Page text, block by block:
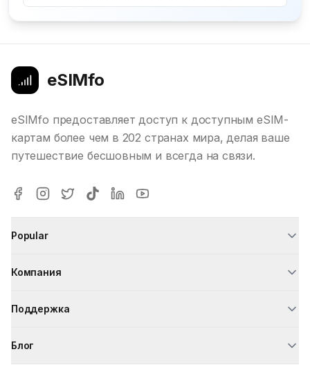
eSIMfo
eSIMfo предоставляет доступ к доступным eSIM-
картам более чем в 202 странах мира, делая ваше
путешествие бесшовным и всегда на связи.
Popular
Компания
Поддержка
Блог